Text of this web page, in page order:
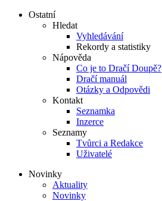
Ostatní
Hledat
Vyhledávání
Rekordy a statistiky
Nápověda
Co je to Dračí Doupě?
Dračí manuál
Otázky a Odpovědi
Kontakt
Seznamka
Inzerce
Seznamy
Tvůrci a Redakce
Uživatelé
Novinky
Aktuality
Novinky